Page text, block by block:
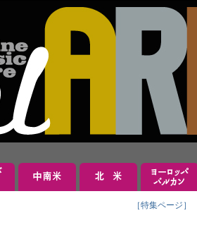
［特集ページ］